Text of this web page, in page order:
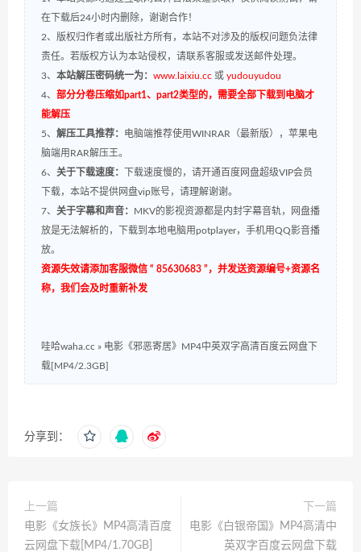
在下载后24小时内删除，谢谢合作！
2、版权归作者或出版社方所有，本站不对涉及的版权问题负法律
责任。若版权方认为本站侵权，请联系客服或发送邮件处理。
3、 本站解压密码统一为： www.laixiu.cc 或 yudouyudou
4、 部分分卷压缩如part1、part2类型的，需要全部下载到电脑才
能解压
5、 解压工具推荐： 电脑端推荐使用WINRAR（最新版），苹果电
脑端用RAR解压王。
6、 关于下载速度：
下载速度慢的，请开通百度网盘超级VIP会员
下载，本站不提供网盘vip账号，请理解谢谢。
7、 关于字幕和声音： MKV的影视资源都是内封字幕音轨，网盘播
放是无法解析的，下载到本地电脑用potplayer，手机用QQ影音播
放。
资源失效请添加客服微信 “ 85630683 ”，并发送资源编号+资源名
称，我们会及时重新补发
哇哈waha.cc » 电影《邪恶寄居》MP4中英双字高清百度云网盘下
载[MP4/2.3GB]
分享到：
上一篇
电影《女族长》MP4高清百度
云网盘下载[MP4/1.70GB]
下一篇
电影《白银帝国》MP4高清中
英双字百度云网盘下载